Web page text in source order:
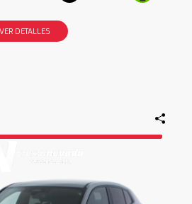
VER DETALLES